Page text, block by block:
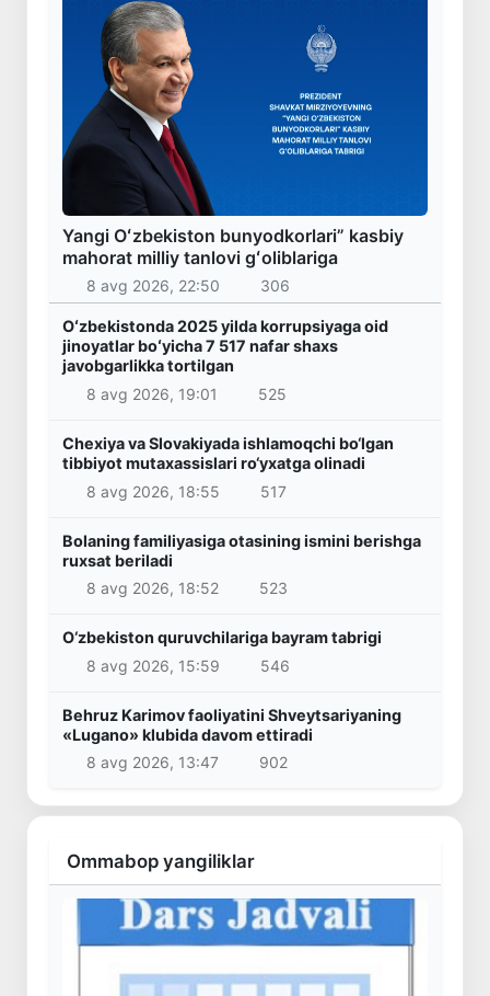
Yangi Oʻzbekiston bunyodkorlari” kasbiy
mahorat milliy tanlovi gʻoliblariga
8 avg 2026, 22:50 306
Oʻzbekistonda 2025 yilda korrupsiyaga oid
jinoyatlar boʻyicha 7 517 nafar shaxs
javobgarlikka tortilgan
8 avg 2026, 19:01
525
Chexiya va Slovakiyada ishlamoqchi bo‘lgan
tibbiyot mutaxassislari ro‘yxatga olinadi
8 avg 2026, 18:55
517
Bolaning familiyasiga otasining ismini berishga
ruxsat beriladi
8 avg 2026, 18:52
523
O‘zbekiston quruvchilariga bayram tabrigi
8 avg 2026, 15:59
546
Behruz Karimov faoliyatini Shveytsariyaning
«Lugano» klubida davom ettiradi
8 avg 2026, 13:47
902
Ommabop yangiliklar